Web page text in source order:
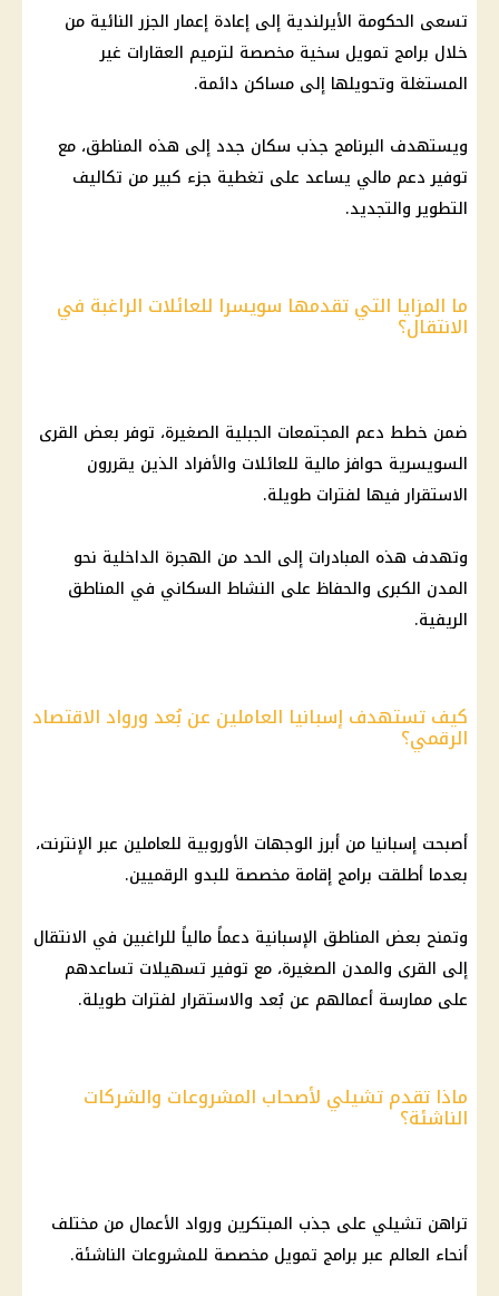
تسعى الحكومة الأيرلندية إلى إعادة إعمار الجزر النائية من
خلال برامج تمويل سخية مخصصة لترميم العقارات غير
المستغلة وتحويلها إلى مساكن دائمة.
ويستهدف البرنامج جذب سكان جدد إلى هذه المناطق، مع
توفير دعم مالي يساعد على تغطية جزء كبير من تكاليف
التطوير والتجديد.
ما المزايا التي تقدمها سويسرا للعائلات الراغبة في
الانتقال؟
ضمن خطط دعم المجتمعات الجبلية الصغيرة، توفر بعض القرى
السويسرية حوافز مالية للعائلات والأفراد الذين يقررون
الاستقرار فيها لفترات طويلة.
وتهدف هذه المبادرات إلى الحد من الهجرة الداخلية نحو
المدن الكبرى والحفاظ على النشاط السكاني في المناطق
الريفية.
كيف تستهدف إسبانيا العاملين عن بُعد ورواد الاقتصاد
الرقمي؟
أصبحت إسبانيا من أبرز الوجهات الأوروبية للعاملين عبر الإنترنت،
بعدما أطلقت برامج إقامة مخصصة للبدو الرقميين.
وتمنح بعض المناطق الإسبانية دعماً مالياً للراغبين في الانتقال
إلى القرى والمدن الصغيرة، مع توفير تسهيلات تساعدهم
على ممارسة أعمالهم عن بُعد والاستقرار لفترات طويلة.
ماذا تقدم تشيلي لأصحاب المشروعات والشركات
الناشئة؟
تراهن تشيلي على جذب المبتكرين ورواد الأعمال من مختلف
أنحاء العالم عبر برامج تمويل مخصصة للمشروعات الناشئة.